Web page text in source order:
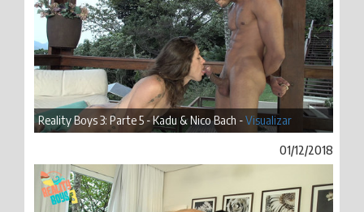
Reality Boys 3: Parte 5 - Kadu & Nico Bach -Visualizar
01/12/2018